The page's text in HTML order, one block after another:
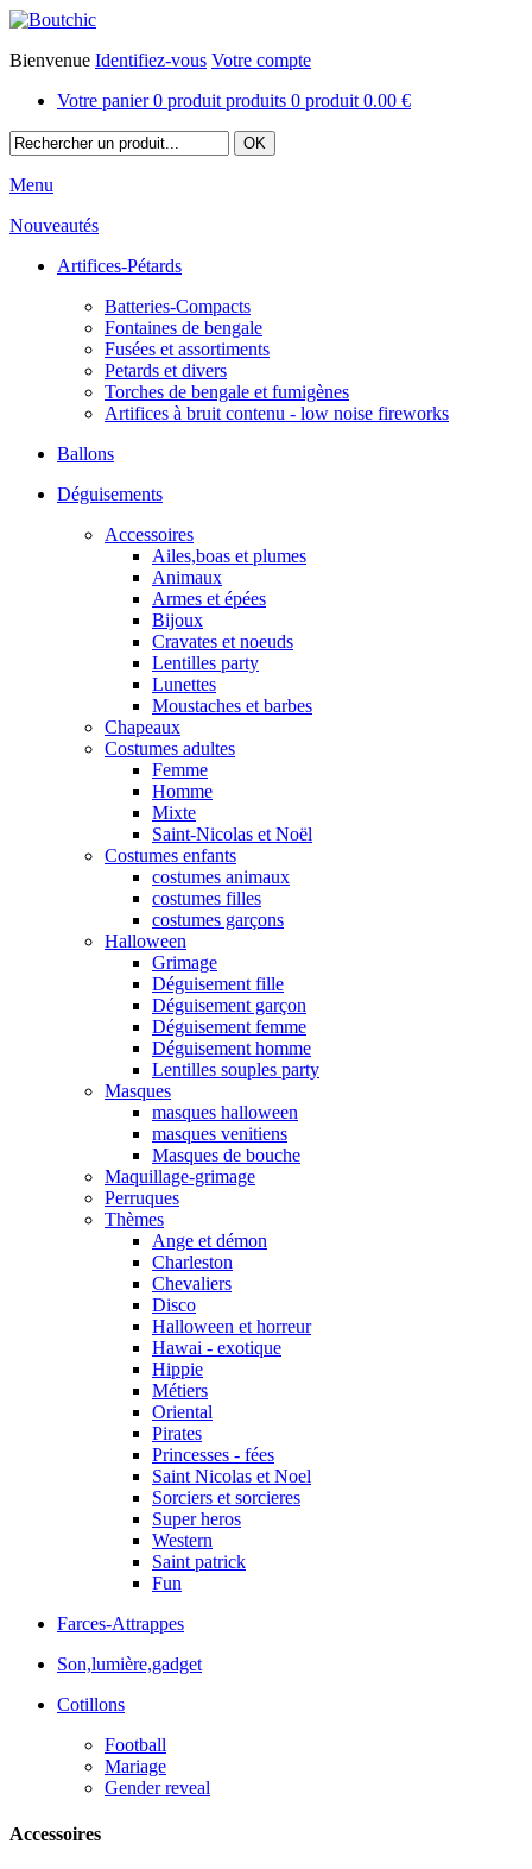
Bienvenue Identifiez-vous Votre compte
Votre panier 0 produit produits 0 produit 0.00 €
Menu
Nouveautés
Artifices-Pétards
Batteries-Compacts
Fontaines de bengale
Fusées et assortiments
Petards et divers
Torches de bengale et fumigènes
Artifices à bruit contenu - low noise fireworks
Ballons
Déguisements
Accessoires
Ailes,boas et plumes
Animaux
Armes et épées
Bijoux
Cravates et noeuds
Lentilles party
Lunettes
Moustaches et barbes
Chapeaux
Costumes adultes
Femme
Homme
Mixte
Saint-Nicolas et Noël
Costumes enfants
costumes animaux
costumes filles
costumes garçons
Halloween
Grimage
Déguisement fille
Déguisement garçon
Déguisement femme
Déguisement homme
Lentilles souples party
Masques
masques halloween
masques venitiens
Masques de bouche
Maquillage-grimage
Perruques
Thèmes
Ange et démon
Charleston
Chevaliers
Disco
Halloween et horreur
Hawai - exotique
Hippie
Métiers
Oriental
Pirates
Princesses - fées
Saint Nicolas et Noel
Sorciers et sorcieres
Super heros
Western
Saint patrick
Fun
Farces-Attrappes
Son,lumière,gadget
Cotillons
Football
Mariage
Gender reveal
Accessoires